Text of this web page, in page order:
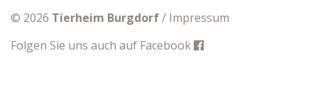
© 2026 Tierheim Burgdorf/ Impressum
Folgen Sie uns auch auf Facebook